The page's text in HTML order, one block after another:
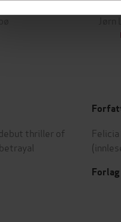
thriller of
Forlag